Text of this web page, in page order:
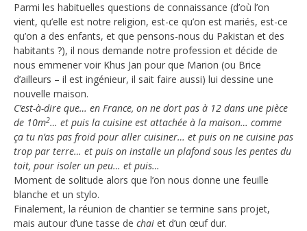
Parmi les habituelles questions de connaissance (d’où l’on
vient, qu’elle est notre religion, est-ce qu’on est mariés, est-ce
qu’on a des enfants, et que pensons-nous du Pakistan et des
habitants ?), il nous demande notre profession et décide de
nous emmener voir Khus Jan pour que Marion (ou Brice
d’ailleurs – il est ingénieur, il sait faire aussi) lui dessine une
nouvelle maison.
C’est-à-dire que… en France, on ne dort pas à 12 dans une pièce
de 10m2… et puis la cuisine est attachée à la maison… comme
ça tu n’as pas froid pour aller cuisiner… et puis on ne cuisine pas
trop par terre… et puis on installe un plafond sous les pentes du
toit, pour isoler un peu… et puis…
Moment de solitude alors que l’on nous donne une feuille
blanche et un stylo.
Finalement, la réunion de chantier se termine sans projet,
mais autour d’une tasse de chai et d’un œuf dur.